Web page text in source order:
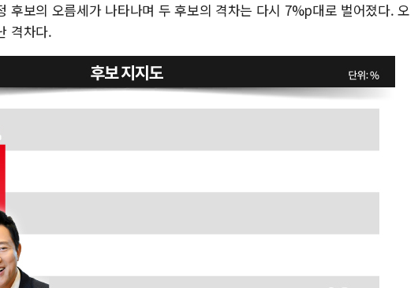
후보의 오름세가 나타나며 두 후보의 격차는 다시 7%p대로 벌어졌다. 오
격차다.